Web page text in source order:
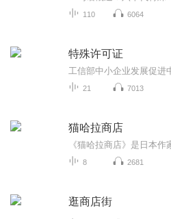
110 6064
特殊许可证
21 7013
猫哈拉商店
8 2681
逛商店街